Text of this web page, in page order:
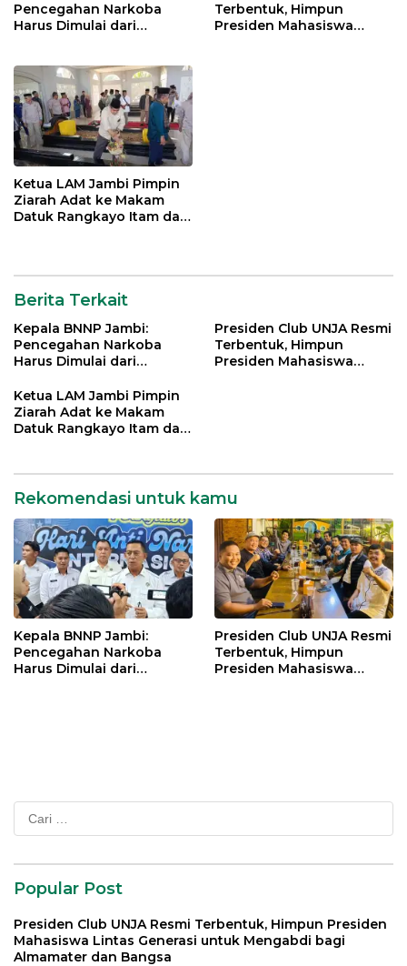
Muaro
Jambi
Pencegahan Narkoba
Harus Dimulai dari
Terbentuk, Himpun
Presiden Mahasiswa
Ketua LAM Jambi Pimpin
Ziarah Adat ke Makam
Datuk Rangkayo Itam dan
Berita Terkait
Kepala BNNP Jambi:
Pencegahan Narkoba
Harus Dimulai dari
Indonesia Emas 2045
Presiden Club UNJA Resmi
Terbentuk, Himpun
Presiden Mahasiswa
Ketua LAM Jambi Pimpin
Ziarah Adat ke Makam
Datuk Rangkayo Itam dan
Rekomendasi untuk kamu
Kepala BNNP Jambi:
Pencegahan Narkoba
Harus Dimulai dari
Presiden Club UNJA Resmi
Terbentuk, Himpun
Presiden Mahasiswa
Cari
untuk:
Popular Post
Presiden Club UNJA Resmi Terbentuk, Himpun Presiden
Mahasiswa Lintas Generasi untuk Mengabdi bagi
Almamater dan Bangsa